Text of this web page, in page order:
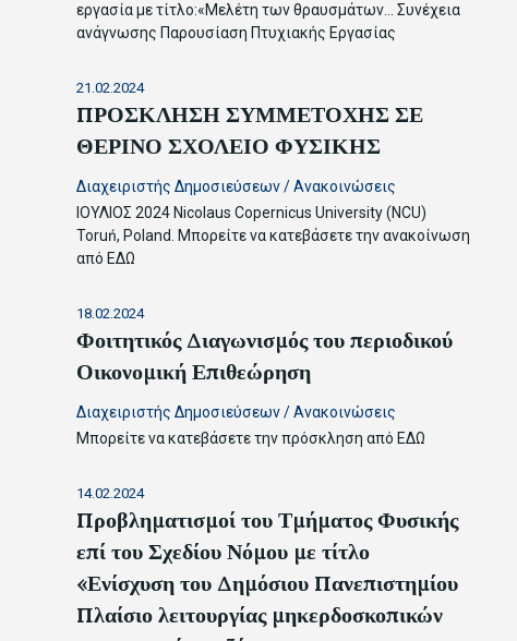
εργασία με τίτλο:«Μελέτη των θραυσμάτων…Συνέχεια
ανάγνωσης Παρουσίαση Πτυχιακής Εργασίας
21.02.2024
ΠΡΟΣΚΛΗΣΗ ΣΥΜΜΕΤΟΧΗΣ ΣΕ
ΘΕΡΙΝΟ ΣΧΟΛΕΙΟ ΦΥΣΙΚΗΣ
Διαχειριστής Δημοσιεύσεων/Ανακοινώσεις
ΙΟΥΛΙΟΣ 2024 Nicolaus Copernicus University (NCU)
Toruń, Poland. Μπορείτε να κατεβάσετε την ανακοίνωση
από ΕΔΩ
18.02.2024
Φοιτητικός Διαγωνισμός του περιοδικού
Οικονομική Επιθεώρηση
Διαχειριστής Δημοσιεύσεων/Ανακοινώσεις
Μπορείτε να κατεβάσετε την πρόσκληση από ΕΔΩ
14.02.2024
Προβληματισμοί του Τμήματος Φυσικής
επί του Σχεδίου Νόμου με τίτλο
«Ενίσχυση του Δημόσιου Πανεπιστημίου
Πλαίσιο λειτουργίας μηκερδοσκοπικών